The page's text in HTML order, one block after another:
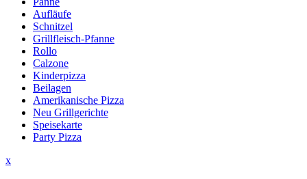
Aufläufe
Schnitzel
Grillfleisch-Pfanne
Rollo
Calzone
Kinderpizza
Beilagen
Amerikanische Pizza
Neu Grillgerichte
Speisekarte
Party Pizza
xClose